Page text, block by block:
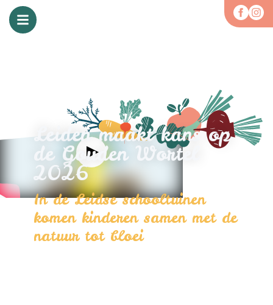
Leiden maakt kans op
de Gouden Wortel
2026
In de Leidse schooltuinen
komen kinderen samen met de
natuur tot bloei